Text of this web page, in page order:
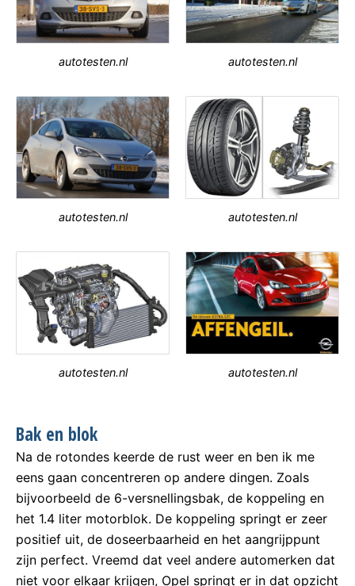
autotesten.nl autotesten.nl
autotesten.nl autotesten.nl
autotesten.nl autotesten.nl
Bak en blok
Na de rotondes keerde de rust weer en ben ik me
eens gaan concentreren op andere dingen. Zoals
bijvoorbeeld de 6-versnellingsbak, de koppeling en
het 1.4 liter motorblok. De koppeling springt er zeer
positief uit, de doseerbaarheid en het aangrijppunt
zijn perfect. Vreemd dat veel andere automerken dat
niet voor elkaar krijgen, Opel springt er in dat opzicht